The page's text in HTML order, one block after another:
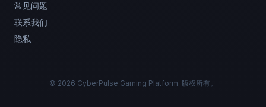
常见问题
联系我们
隐私
© 2026 CyberPulse Gaming Platform. 版权所有。